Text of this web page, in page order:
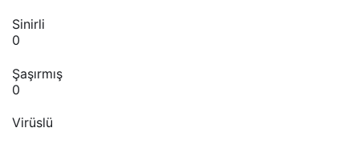
Sinirli
0
Şaşırmış
0
Virüslü